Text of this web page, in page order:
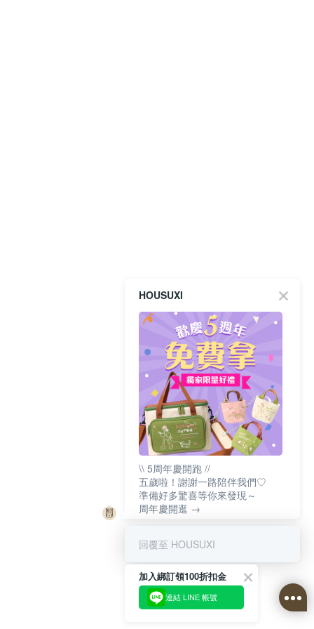
HOUSUXI
\\ 5周年慶開跑 //
五歲啦！謝謝一路陪伴我們♡
準備好多驚喜等你來發現～
周年慶開逛 →
回覆至 HOUSUXI
加入綁訂領100折扣金
連結 LINE 帳號